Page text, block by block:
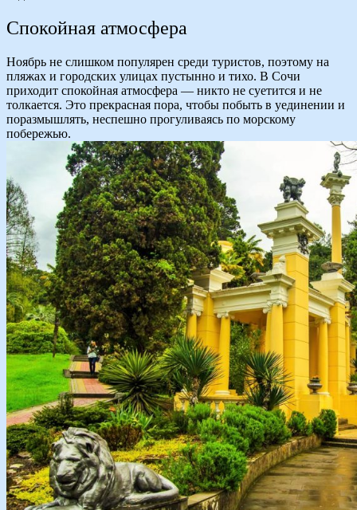
Спокойная атмосфера
Ноябрь не слишком популярен среди туристов, поэтому на
пляжах и городских улицах пустынно и тихо. В Сочи
приходит спокойная атмосфера — никто не суетится и не
толкается. Это прекрасная пора, чтобы побыть в уединении и
поразмышлять, неспешно прогуливаясь по морскому
побережью.